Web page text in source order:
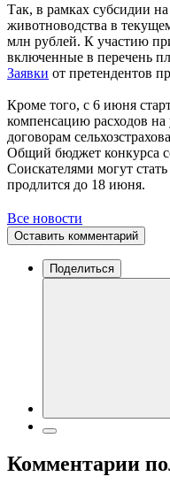
Так, в рамках субсидии
животноводства в
млн рублей. К участию
включенные в перечень
Заявки от претендентов
Кроме того, с 6 июня
компенсацию расходов
договорам
Общий бюджет конкурса
Соискателями могут
продлится до 18 июня.
Все новости
Оставить комментарий
Поделиться
Комментарии